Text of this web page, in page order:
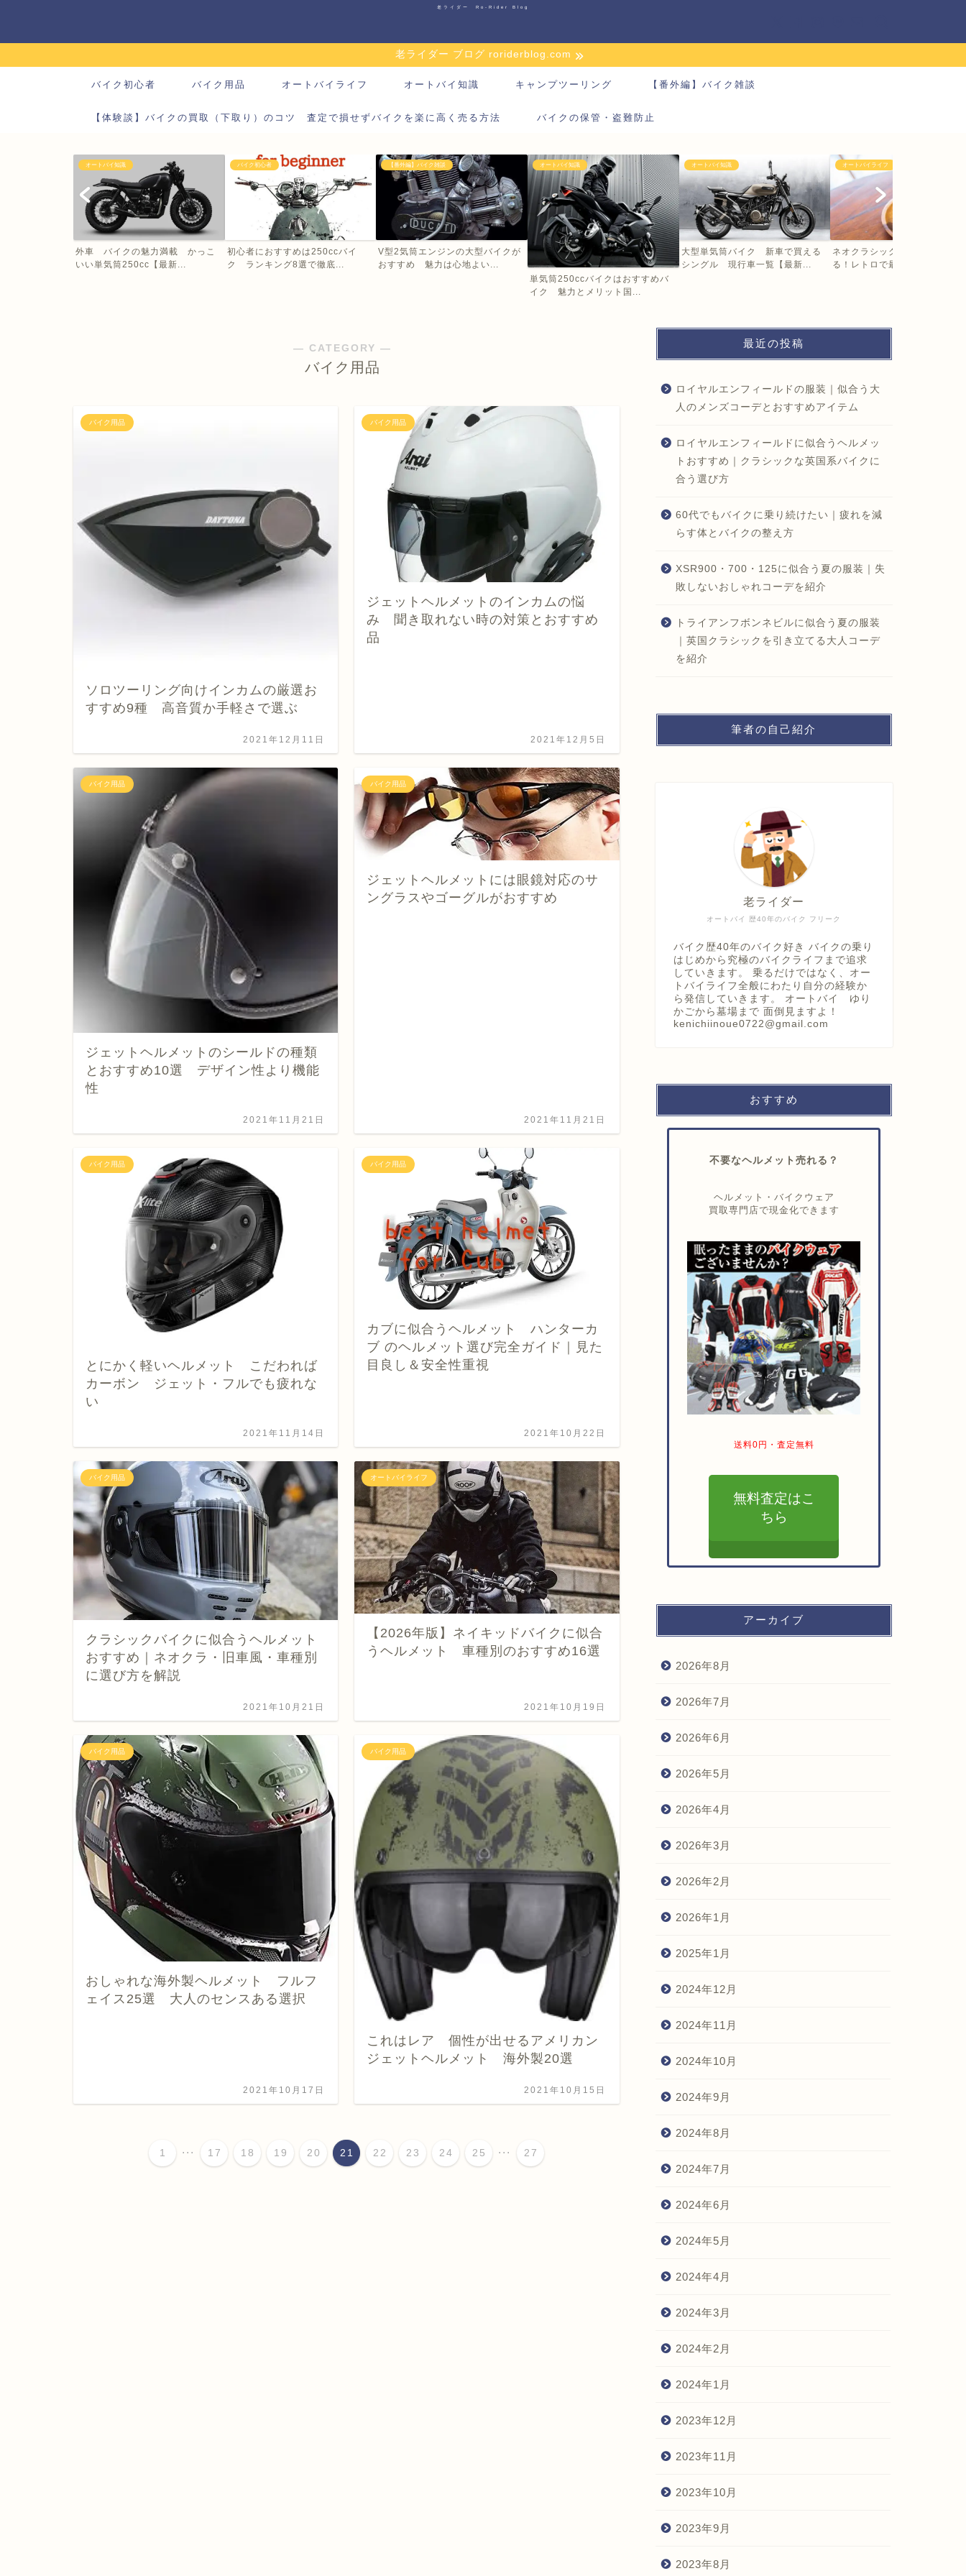
老ライダー Ro-Rider Blog
老ライダー ブログ roriderblog.com
バイク初心者 バイク用品 オートバイライフ オートバイ知識 キャンプツーリング 【番外編】バイク雑談
【体験談】バイクの買取（下取り）のコツ 査定で損せずバイクを楽に高く売る方法 バイクの保管・盗難防止
オートバイ知識
外車 バイクの魅力満載 かっこ
いい単気筒250cc【最新...
バイク初心者
初心者におすすめは250ccバイ
ク ランキング8選で徹底...
【番外編】バイク雑談
V型2気筒エンジンの大型バイクが
おすすめ 魅力は心地よい...
オートバイ知識
単気筒250ccバイクはおすすめバ
イク 魅力とメリット国...
オートバイ知識
大型単気筒バイク 新車で買える
シングル 現行車一覧【最新...
オートバイライフ
ネオクラシックバイクの大型に
る！レトロで最新 乗るだけ...
― CATEGORY ―
バイク用品
バイク用品
ソロツーリング向けインカムの厳選お
すすめ9種 高音質か手軽さで選ぶ
2021年12月11日
バイク用品
ジェットヘルメットのインカムの悩
み 聞き取れない時の対策とおすすめ
品
2021年12月5日
バイク用品
ジェットヘルメットのシールドの種類
とおすすめ10選 デザイン性より機能
性
2021年11月21日
バイク用品
ジェットヘルメットには眼鏡対応のサ
ングラスやゴーグルがおすすめ
2021年11月21日
バイク用品
とにかく軽いヘルメット こだわれば
カーボン ジェット・フルでも疲れな
い
2021年11月14日
バイク用品
カブに似合うヘルメット ハンターカ
ブ のヘルメット選び完全ガイド｜見た
目良し＆安全性重視
2021年10月22日
バイク用品
クラシックバイクに似合うヘルメット
おすすめ｜ネオクラ・旧車風・車種別
に選び方を解説
2021年10月21日
オートバイライフ
【2026年版】ネイキッドバイクに似合
うヘルメット 車種別のおすすめ16選
2021年10月19日
バイク用品
おしゃれな海外製ヘルメット フルフ
ェイス25選 大人のセンスある選択
2021年10月17日
バイク用品
これはレア 個性が出せるアメリカン
ジェットヘルメット 海外製20選
2021年10月15日
1 ... 17 18 19 20 21 22 23 24 25 ... 27
最近の投稿
ロイヤルエンフィールドの服装｜似合う大
人のメンズコーデとおすすめアイテム
ロイヤルエンフィールドに似合うヘルメッ
トおすすめ｜クラシックな英国系バイクに
合う選び方
60代でもバイクに乗り続けたい｜疲れを減
らす体とバイクの整え方
XSR900・700・125に似合う夏の服装｜失
敗しないおしゃれコーデを紹介
トライアンフボンネビルに似合う夏の服装
｜英国クラシックを引き立てる大人コーデ
を紹介
筆者の自己紹介
オートバイ 歴40年のバイク フリーク
老ライダー
バイク歴40年のバイク好き バイクの乗り
はじめから究極のバイクライフまで追求
していきます。 乗るだけではなく、オー
トバイライフ全般にわたり自分の経験か
ら発信していきます。 オートバイ ゆり
かごから墓場まで 面倒見ますよ！
kenichiinoue0722@gmail.com
おすすめ
不要なヘルメット売れる？
ヘルメット・バイクウェア
買取専門店で現金化できます
送料0円・査定無料
無料査定はこ
ちら
アーカイブ
2026年8月
2026年7月
2026年6月
2026年5月
2026年4月
2026年3月
2026年2月
2026年1月
2025年1月
2024年12月
2024年11月
2024年10月
2024年9月
2024年8月
2024年7月
2024年6月
2024年5月
2024年4月
2024年3月
2024年2月
2024年1月
2023年12月
2023年11月
2023年10月
2023年9月
2023年8月